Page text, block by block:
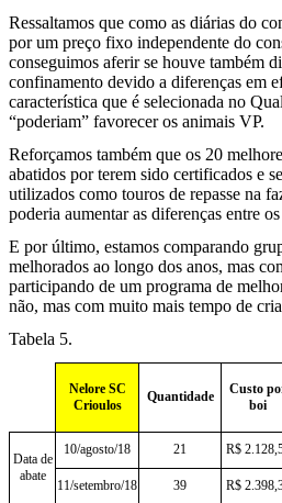
Ressaltamos que como as diárias do
por um preço fixo independente do
conseguimos aferir se houve também
confinamento devido a diferenças em
característica que é selecionada no
“poderiam” favorecer os animais VP.
Reforçamos também que os 20
abatidos por terem sido certificados e
utilizados como touros de repasse na
poderia aumentar as diferenças entre
E por último, estamos comparando
melhorados ao longo dos anos, mas
participando de um programa de
não, mas com muito mais tempo de
Tabela 5.
Nelore SC
Crioulos
Quantidade
Custo
boi
Data de
abate
10/agosto/18 21 R$
11/setembro/18 39 R$